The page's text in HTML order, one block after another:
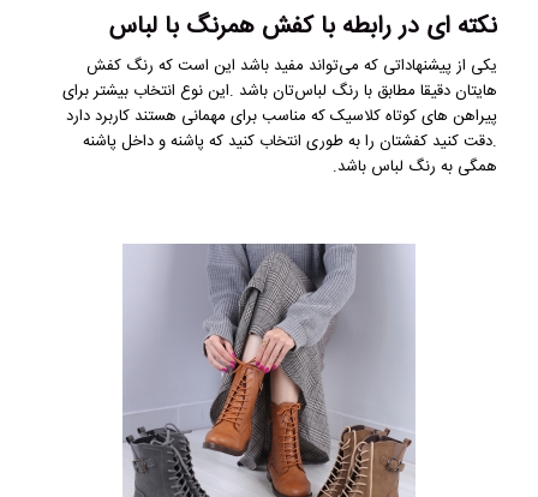
نکته ای در رابطه با کفش همرنگ با لباس
یکی از پیشنهاداتی که می‌تواند مفید باشد این است که رنگ کفش
هایتان دقیقا مطابق با رنگ لباس‌تان باشد .این نوع انتخاب بیشتر برای
پیراهن های کوتاه کلاسیک که مناسب برای مهمانی هستند کاربرد دارد
.دقت کنید کفشتان را به طوری انتخاب کنید که پاشنه و داخل پاشنه
همگی به رنگ لباس باشد.